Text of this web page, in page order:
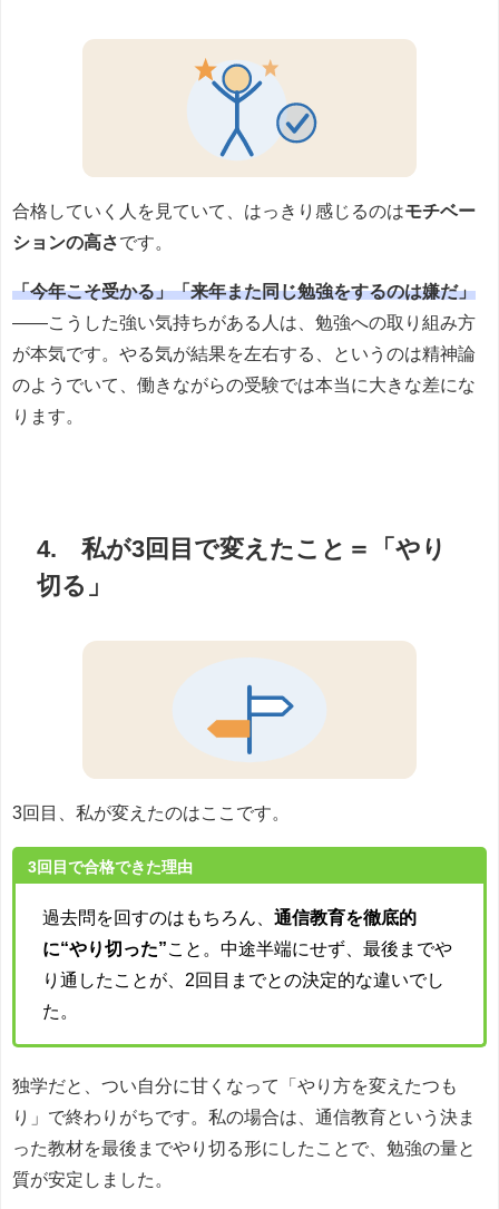
合格していく人を見ていて、はっきり感じるのはモチベー
ションの高さです。
「今年こそ受かる」「来年また同じ勉強をするのは嫌だ」
——こうした強い気持ちがある人は、勉強への取り組み方
が本気です。やる気が結果を左右する、というのは精神論
のようでいて、働きながらの受験では本当に大きな差にな
ります。
4. 私が3回目で変えたこと＝「やり
切る」
3回目、私が変えたのはここです。
3回目で合格できた理由
過去問を回すのはもちろん、 通信教育を徹底的
に“やり切った”こと。中途半端にせず、最後までや
り通したことが、2回目までとの決定的な違いでし
た。
独学だと、つい自分に甘くなって「やり方を変えたつも
り」で終わりがちです。私の場合は、通信教育という決ま
った教材を最後までやり切る形にしたことで、勉強の量と
質が安定しました。